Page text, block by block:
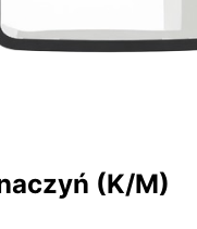
(K/M)